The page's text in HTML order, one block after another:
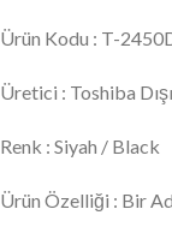
Ürün Kodu : T-
Üretici : Toshiba
Renk : Siyah / Black
Ürün Özelliği : Bir